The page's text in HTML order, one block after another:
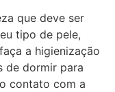
que deve ser
tipo de pele,
a higienização
de dormir para
contato com a